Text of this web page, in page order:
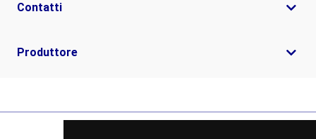
Contatti
Produttore